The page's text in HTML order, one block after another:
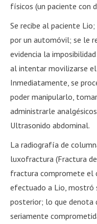
físicos (un paciente con
Se recibe al paciente
por un automóvil; se le
evidencia la
al intentar movilizarse
Inmediatamente, se
poder manipularlo,
administrarle
Ultrasonido abdominal.
La radiografía de
luxofractura (Fractura
fractura compromete el
efectuado a Lio, mostró
posterior; lo que denota
seriamente